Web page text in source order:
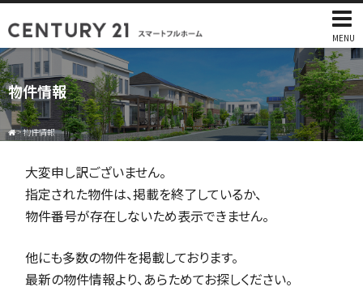
MENU
物件情報
>物件情報
大変申し訳ございません。
指定された物件は、掲載を終了しているか、
物件番号が存在しないため表示できません。
他にも多数の物件を掲載しております。
最新の物件情報より、あらためてお探しください。